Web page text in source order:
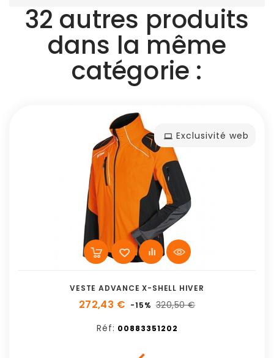
32 autres produits
dans la même
catégorie :
Exclusivité web
VESTE ADVANCE X-SHELL HIVER
272,43 € -15% 320,50 €
Réf: 00883351202